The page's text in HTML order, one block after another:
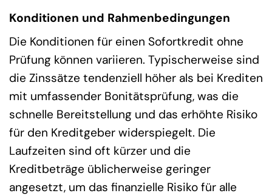
Konditionen und Rahmenbedingungen
Die Konditionen für einen Sofortkredit ohne
Prüfung können variieren. Typischerweise sind
die Zinssätze tendenziell höher als bei Krediten
mit umfassender Bonitätsprüfung, was die
schnelle Bereitstellung und das erhöhte Risiko
für den Kreditgeber widerspiegelt. Die
Laufzeiten sind oft kürzer und die
Kreditbeträge üblicherweise geringer
angesetzt, um das finanzielle Risiko für alle